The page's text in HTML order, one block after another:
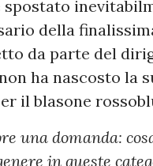
spostato
della
da parte del
ha nascosto la
il blasone
una domanda:
in queste